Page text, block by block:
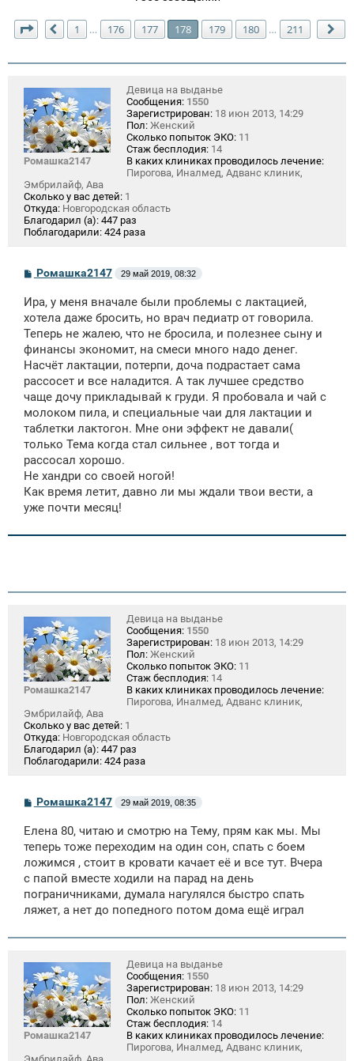
Страница 178 из211
Пред.
1 … 176 177 178 179 180 … 211
Ромашка2147
Девица на выданье
Сообщения: 1550
Зарегистрирован: 18 июн 2013, 14:29
Пол: Женский
Сколько попыток ЭКО: 11
Стаж бесплодия: 14
В каких клиниках проводилось лечение:
Пирогова, Иналмед, Адванс клиник,
Эмбрилайф, Ава
Сколько у вас детей: 1
Откуда: Новгородская область
Благодарил (а): 447 раз
Поблагодарили: 424 раза
С
б
щ
н
и
Ромашка2147 29 май 2019, 08:32
Ира, у меня вначале были проблемы с лактацией,
хотела даже бросить, но врач педиатр от говорила.
Теперь не жалею, что не бросила, и полезнее сыну и
финансы экономит, на смеси много надо денег.
Насчёт лактации, потерпи, доча подрастает сама
рассосет и все наладится. А так лучшее средство
чаще дочу прикладывай к груди. Я пробовала и чай с
молоком пила, и специальные чаи для лактации и
таблетки лактогон. Мне они эффект не давали(
только Тема когда стал сильнее , вот тогда и
рассосал хорошо.
Не хандри со своей ногой!
Как время летит, давно ли мы ждали твои вести, а
уже почти месяц!
Ромашка2147
Девица на выданье
Сообщения: 1550
Зарегистрирован: 18 июн 2013, 14:29
Пол: Женский
Сколько попыток ЭКО: 11
Стаж бесплодия: 14
В каких клиниках проводилось лечение:
Пирогова, Иналмед, Адванс клиник,
Эмбрилайф, Ава
Сколько у вас детей: 1
Откуда: Новгородская область
Благодарил (а): 447 раз
Поблагодарили: 424 раза
С
б
щ
н
и
Ромашка2147 29 май 2019, 08:35
Елена 80, читаю и смотрю на Тему, прям как мы. Мы
теперь тоже переходим на один сон, спать с боем
ложимся , стоит в кровати качает её и все тут. Вчера
с папой вместе ходили на парад на день
пограничниками, думала нагулялся быстро спать
ляжет, а нет до попедного потом дома ещё играл
Ромашка2147
Девица на выданье
Сообщения: 1550
Зарегистрирован: 18 июн 2013, 14:29
Пол: Женский
Сколько попыток ЭКО: 11
Стаж бесплодия: 14
В каких клиниках проводилось лечение:
Пирогова, Иналмед, Адванс клиник,